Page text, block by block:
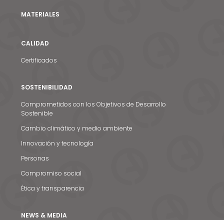
Noticias y medios
Contacto
MATERIALES
CALIDAD
Certificados
SOSTENIBILIDAD
Comprometidos con los Objetivos de Desarrollo
Sostenible
Cambio climático y medio ambiente
Innovación y tecnología
Personas
Compromiso social
Ética y transparencia
NEWS & MEDIA